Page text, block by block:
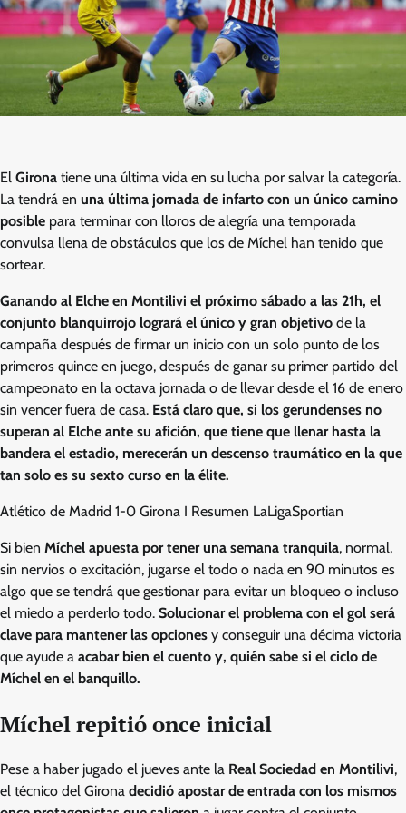
El Girona tiene una última vida en su lucha por salvar la categoría.
La tendrá en una última jornada de infarto con un único camino
posible para terminar con lloros de alegría una temporada
convulsa llena de obstáculos que los de Míchel han tenido que
sortear.
Ganando al Elche en Montilivi el próximo sábado a las 21h, el
conjunto blanquirrojo logrará el único y gran objetivo de la
campaña después de firmar un inicio con un solo punto de los
primeros quince en juego, después de ganar su primer partido del
campeonato en la octava jornada o de llevar desde el 16 de enero
sin vencer fuera de casa. Está claro que, si los gerundenses no
superan al Elche ante su afición, que tiene que llenar hasta la
bandera el estadio, merecerán un descenso traumático en la que
tan solo es su sexto curso en la élite.
Atlético de Madrid 1-0 Girona I Resumen LaLigaSportian
Si bien Míchel apuesta por tener una semana tranquila, normal,
sin nervios o excitación, jugarse el todo o nada en 90 minutos es
algo que se tendrá que gestionar para evitar un bloqueo o incluso
el miedo a perderlo todo. Solucionar el problema con el gol será
clave para mantener las opciones y conseguir una décima victoria
que ayude a acabar bien el cuento y, quién sabe si el ciclo de
Míchel en el banquillo.
Míchel repitió once inicial
Pese a haber jugado el jueves ante la Real Sociedad en Montilivi,
el técnico del Girona decidió apostar de entrada con los mismos